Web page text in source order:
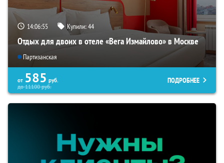
14:06:54 Купили:44
Отдых для двоих в отеле «Вега Измайлово» в Москве
Партизанская
от 585 руб.
до11100руб.
ПОДРОБНЕЕ